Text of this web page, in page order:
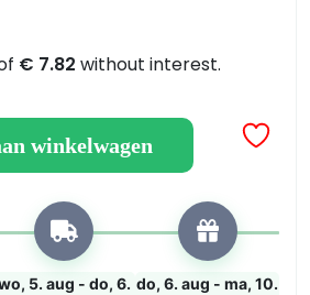
winkelwagen
5. aug - do, 6. do, 6. aug - ma, 10.